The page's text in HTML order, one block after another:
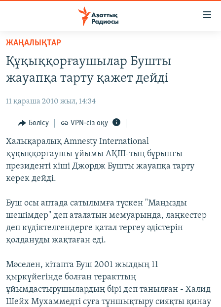
Skip
main
content
to
Navigation
Skip
to
Search
САЯСАТ
AZATTYQTV
ҚАҢТАР ОҚИҒАСЫ
АДАМ ҚҰҚЫҚТАРЫ
ӘЛЕУМЕТ
ӘЛЕМ
АРНАЙЫ ЖОБАЛАР
Русский
ЖАЗЫЛЫҢЫЗ
Басқа тілдерде
ЖАҢАЛЫҚТАР
Құқыққорғаушылар Бушты
жауапқа тарту қажет дейді
11 қараша 2010 жыл, 14:34
Бөлісу VPN-сіз оқу
Халықаралық Amnesty International
құқыққорғаушы ұйымы АҚШ-тың бұрынғы
президенті кіші Джордж Бушты жауапқа тарту
керек дейді.
Буш осы аптада сатылымға түскен "Маңызды
шешімдер" деп аталатын мемуарында, лаңкестер
деп күдіктелгендерге қатал тергеу әдістерін
қолдануды жақтаған еді.
Мәселен, кітапта Буш 2001 жылдың 11
қыркүйегінде болған теракттың
ұйымдастырушылардың бірі деп танылған - Халид
Шейх Мухаммедті суға тұншықтыру сияқты қинау